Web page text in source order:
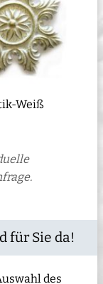
Weiß
für Sie da!
des